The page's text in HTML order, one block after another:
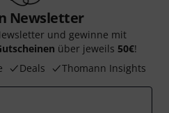
Newsletter
und gewinne mit
über jeweils 50€!
Deals Thomann Insights